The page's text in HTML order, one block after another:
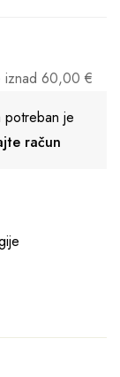
iznad 60,00 €
potreban je
račun